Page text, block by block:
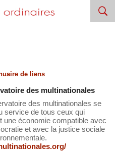
de liens
des multinationales
des multinationales se
service de tous ceux qui
une économie compatible avec
et avec la justice sociale